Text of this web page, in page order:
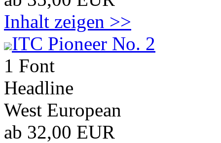
Inhalt zeigen >>
ITC Pioneer No. 2
1 Font
Headline
West European
ab 32,00 EUR